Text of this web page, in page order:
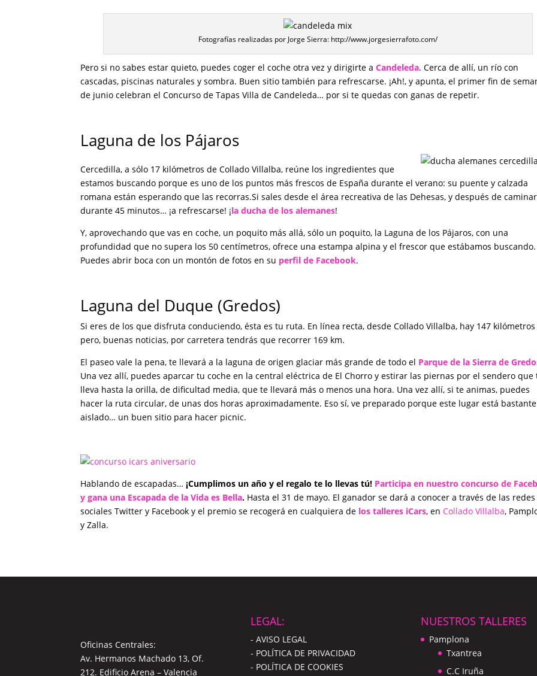
Fotografías realizadas por Jorge Sierra: http://www.jorgesierrafoto.com/
Pero si no sabes estar quieto, puedes coger el coche otra vez y dirigirte aCandeleda. Cerca de allí, un río con
cascadas, piscinas naturales y sombra. Buen sitio también para refrescarse. ¡Ah!, y apunta, el primer fin de
de junio celebran el Concurso de Tapas Villa de Candeleda… por si te quedas con ganas de repetir.
Laguna de los Pájaros
Cercedilla, a sólo 17 kilómetros de Collado Villalba, reúne los ingredientes que
estamos buscando porque es uno de los puntos más frescos de España durante el verano: su puente y calzada
romana están esperando que las recorras.Si sales desde el área recreativa de las Dehesas, y después de caminar
durante 45 minutos… ¡a refrescarse! ¡la ducha de los alemanes!
Y, aprovechando que vas en coche, un poquito más allá, sólo un poquito, la Laguna de los Pájaros, con una
profundidad que no supera los 50 centímetros, ofrece una estampa alpina y el frescor que estábamos buscando.
Puedes abrir boca con un montón de fotos en su perfil de Facebook.
Laguna del Duque (Gredos)
Si eres de los que disfruta conduciendo, ésta es tu ruta. En línea recta, desde Collado Villalba, hay 147 kilómetros
pero, buenas noticias, por carretera tendrás que recorrer 169 km.
El paseo vale la pena, te llevará a la laguna de origen glaciar más grande de todo el Parque de la Sierra de
Una vez allí, puedes aparcar tu coche en la central eléctrica de El Chorro y estirar las piernas por el sendero que
lleva hasta la orilla, de dificultad media, que te llevará más o menos una hora. Una vez allí, si te animas, puedes
hacer la ruta circular, de unas dos horas aproximadamente. Eso sí, ve preparado porque este lugar está bastante
aislado… un buen sitio para hacer picnic.
Hablando de escapadas… ¡Cumplimos un año y el regalo te lo llevas tú! Participa en nuestro concurso de
y gana una Escapada de la Vida es Bella. Hasta el 31 de mayo. El ganador se dará a conocer a través de las redes
sociales Twitter y Facebook y el premio se recogerá en cualquiera de los talleres iCars, en Collado Villalba,
y Zalla.
Oficinas Centrales:
Av. Hermanos Machado 13, Of.
212. Edificio Arena – Valencia
LEGAL:
- AVISO LEGAL
- POLÍTICA DE PRIVACIDAD
- POLÍTICA DE COOKIES
NUESTROS TALLERES
Pamplona
Txantrea
C.C Iruña